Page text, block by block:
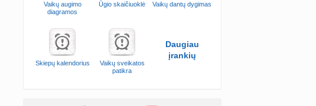
Vaikų augimo
diagramos
Ūgio skaičiuoklė Vaikų dantų dygimas
Skiepų kalendorius
Vaikų sveikatos
patikra
Daugiau
įrankių